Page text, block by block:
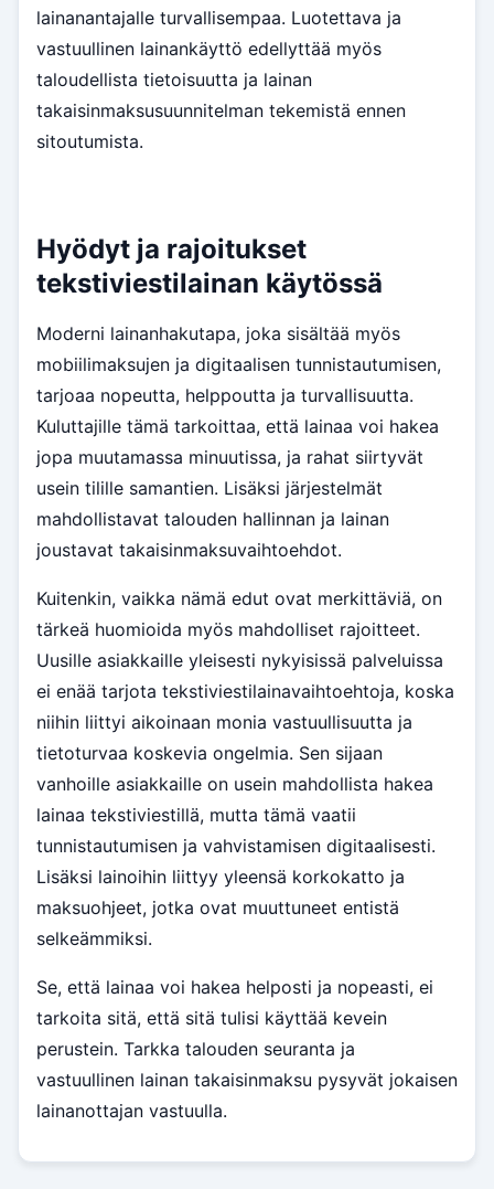
lainanantajalle turvallisempaa. Luotettava ja
vastuullinen lainankäyttö edellyttää myös
taloudellista tietoisuutta ja lainan
takaisinmaksusuunnitelman tekemistä ennen
sitoutumista.
Hyödyt ja rajoitukset
tekstiviestilainan käytössä
Moderni lainanhakutapa, joka sisältää myös
mobiilimaksujen ja digitaalisen tunnistautumisen,
tarjoaa nopeutta, helppoutta ja turvallisuutta.
Kuluttajille tämä tarkoittaa, että lainaa voi hakea
jopa muutamassa minuutissa, ja rahat siirtyvät
usein tilille samantien. Lisäksi järjestelmät
mahdollistavat talouden hallinnan ja lainan
joustavat takaisinmaksuvaihtoehdot.
Kuitenkin, vaikka nämä edut ovat merkittäviä, on
tärkeä huomioida myös mahdolliset rajoitteet.
Uusille asiakkaille yleisesti nykyisissä palveluissa
ei enää tarjota tekstiviestilainavaihtoehtoja, koska
niihin liittyi aikoinaan monia vastuullisuutta ja
tietoturvaa koskevia ongelmia. Sen sijaan
vanhoille asiakkaille on usein mahdollista hakea
lainaa tekstiviestillä, mutta tämä vaatii
tunnistautumisen ja vahvistamisen digitaalisesti.
Lisäksi lainoihin liittyy yleensä korkokatto ja
maksuohjeet, jotka ovat muuttuneet entistä
selkeämmiksi.
Se, että lainaa voi hakea helposti ja nopeasti, ei
tarkoita sitä, että sitä tulisi käyttää kevein
perustein. Tarkka talouden seuranta ja
vastuullinen lainan takaisinmaksu pysyvät jokaisen
lainanottajan vastuulla.